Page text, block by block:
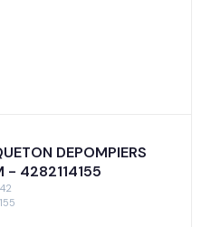
DEPOMPIERS
- 4282114155